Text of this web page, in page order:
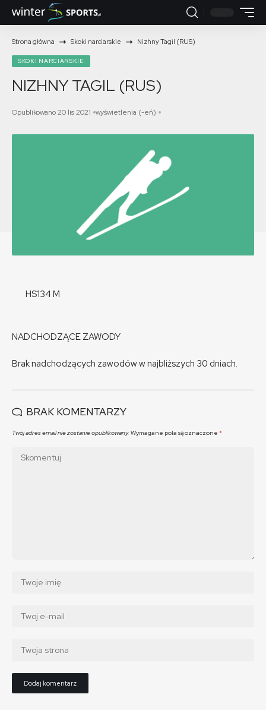
Strona główna Skoki narciarskie Nizhny Tagil (RUS)
SKOKI NARCIARSKIE
NIZHNY TAGIL (RUS)
Opublikowano 20 lis 2021 wyświetlenia (-eń)
HS134 M
NADCHODZĄCE ZAWODY
Brak nadchodzących zawodów w najbliższych 30 dniach.
BRAK KOMENTARZY
Twój adres email nie zostanie opublikowany. Wymagane pola są oznaczone *